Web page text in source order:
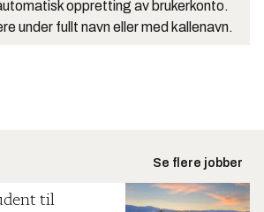
oppretting av brukerkonto.
under fullt navn eller med kallenavn.
Se flere jobber
til